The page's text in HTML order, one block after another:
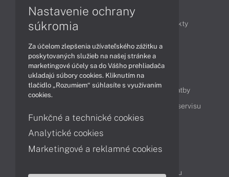
Články
Obchodné informácie
Produkty
Obsah
Ako nakupovať
Možnosti doručenia a platby
Cenník servisu
Kontakty
Servisné oddelenie
Reklamácia tovaru
Nastavenie ochrany
súkromia
Za účelom zlepšenia užívateľského zážitku a
poskytovaných služieb na našej stránke a
marketingové účely sa do Vášho prehliadača
ukladajú súbory cookies. Kliknutím na
tlačidlo „Rozumiem“ súhlasíte s využívaním
cookies.
Funkčné a technické cookies
Analytické cookies
Marketingové a reklamné cookies